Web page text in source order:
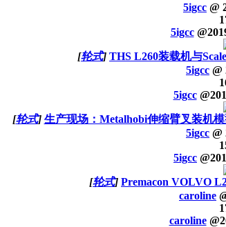
5igcc @
5igcc @
[轮式] THS L260装载机与
5igcc @
5igcc @
[轮式] 生产现场：Metalhobi伸缩臂叉装机
5igcc @
5igcc @
[轮式] Premacon VOLVO
caroline
caroline @